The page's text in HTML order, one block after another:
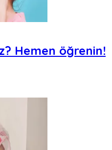
Hemen öğrenin!